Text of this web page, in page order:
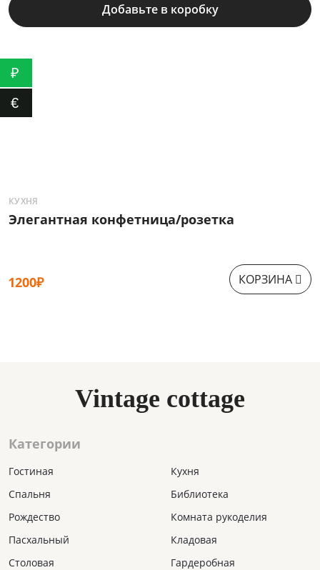
Добавьте в коробку
КУХНЯ
Элегантная конфетница/розетка
1200₽ КОРЗИНА
Vintage cottage
Категории
Гостиная
Спальня
Рождество
Пасхальный
Столовая
Кухня
Библиотека
Комната рукоделия
Кладовая
Гардеробная
₽
€